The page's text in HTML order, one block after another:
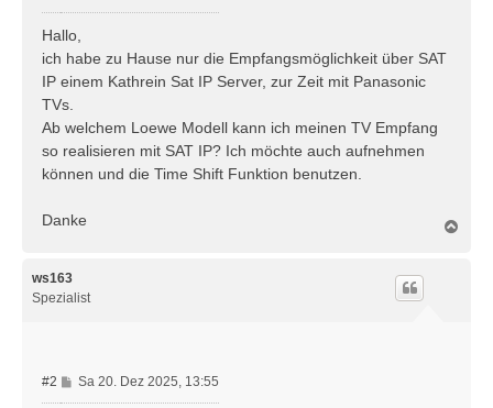
e
r
a
Hallo,
ich habe zu Hause nur die Empfangsmöglichkeit über SAT
IP einem Kathrein Sat IP Server, zur Zeit mit Panasonic
TVs.
Ab welchem Loewe Modell kann ich meinen TV Empfang
so realisieren mit SAT IP? Ich möchte auch aufnehmen
können und die Time Shift Funktion benutzen.
Danke
ws163
Spezialist
#2
B
e
Sa 20. Dez 2025, 13:55